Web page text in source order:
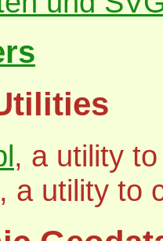
, a utility
, a utility to